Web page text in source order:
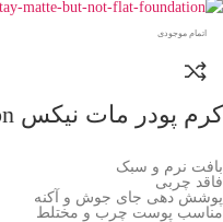
اتمام موجودی
کرم پودر مات نیکس NYX Stay Matte Foundation
بافت نرم و سبک
فاقد چربی
پوشش دهی جای جوش و آکنه
مناسب پوست چرب و مختلط